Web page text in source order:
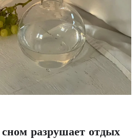
разрушает отдых